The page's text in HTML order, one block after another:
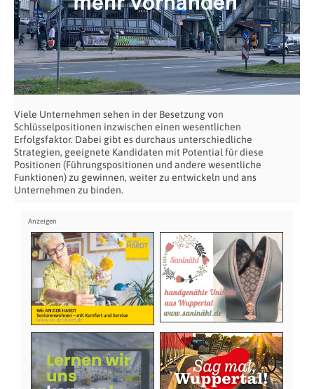
Viele Unternehmen sehen in der Besetzung von
Schlüsselpositionen inzwischen einen wesentlichen
Erfolgsfaktor. Dabei gibt es durchaus unterschiedliche
Strategien, geeignete Kandidaten mit Potential für diese
Positionen (Führungspositionen und andere wesentliche
Funktionen) zu gewinnen, weiter zu entwickeln und ans
Unternehmen zu binden.